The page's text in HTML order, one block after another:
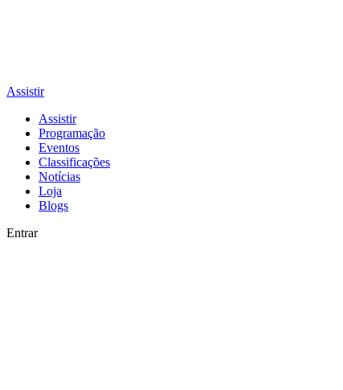
Assistir
Assistir
Programação
Eventos
Classificações
Notícias
Loja
Blogs
Entrar